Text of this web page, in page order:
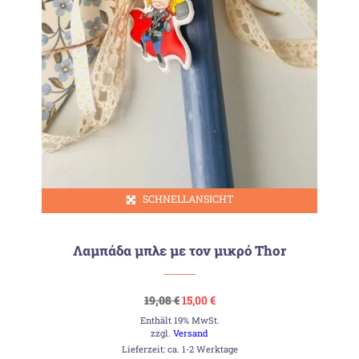
SCHNELLANSICHT
Λαμπάδα μπλε με τον μικρό Thor
19,08€Ursprünglicher
Preis
war:
19,08 €
15,00€Aktueller
ist:
Enthält 19% MwSt.
zzgl.Versand
Lieferzeit: ca. 1-2 Werktage